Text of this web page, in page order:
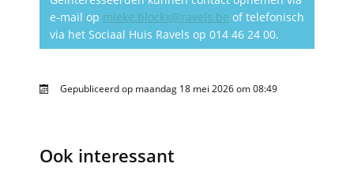
e-mail op mieke.blockx@ravels.be of telefonisch
via het Sociaal Huis Ravels op 014 46 24 00.
Gepubliceerd op maandag 18 mei 2026 om 08:49
Ook interessant